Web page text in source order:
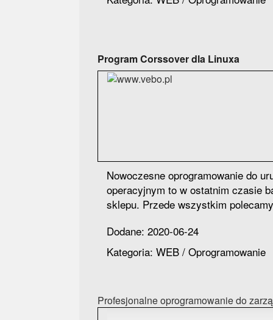
Program Corssover dla Linuxa
Nowoczesne oprogramowanie do
operacyjnym to w ostatnim czasie
sklepu. Przede wszystkim
Dodane: 2020-06-24
Kategoria: WEB / Oprogramowanie
Profesjonalne oprogramowanie do